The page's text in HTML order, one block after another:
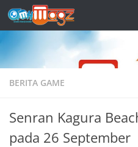
Skip to content
BERITA GAME
Senran Kagura
pada 26 September